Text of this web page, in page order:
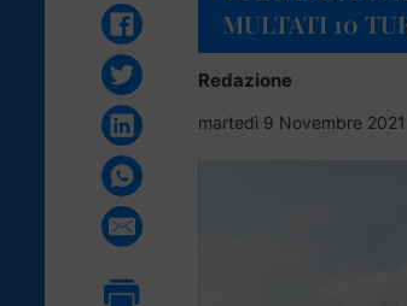
MULTATI 10
Redazione
martedì 9 Novembre 2021